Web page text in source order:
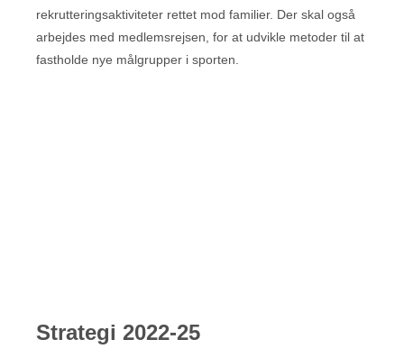
rekrutteringsaktiviteter rettet mod familier. Der skal også
arbejdes med medlemsrejsen, for at udvikle metoder til at
fastholde nye målgrupper i sporten.
Strategi 2022-25